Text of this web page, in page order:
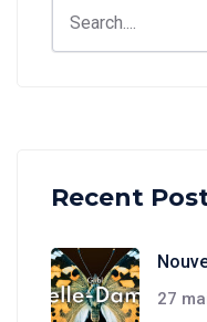
Recent
27